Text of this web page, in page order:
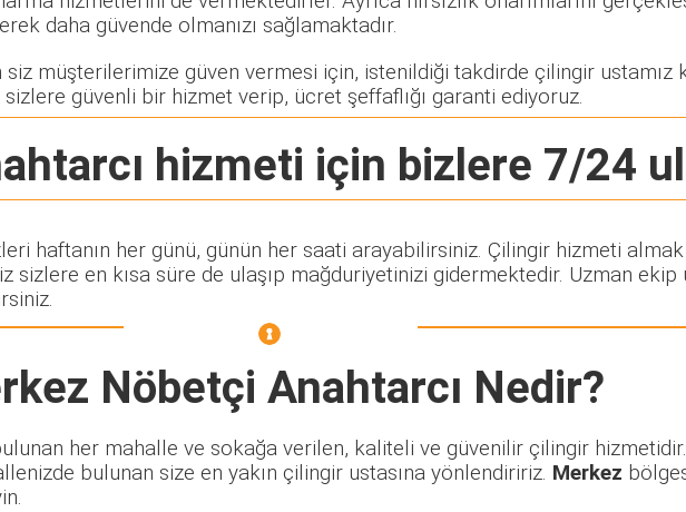
daha güvende olmanızı sağlamaktadır.
müşterilerimize güven vermesi için, istenildiği takdirde çilingir ustamız
güvenli bir hizmet verip, ücret şeffaflığı garanti ediyoruz.
hizmeti için bizlere 7/24
haftanın her günü, günün her saati arayabilirsiniz. Çilingir hizmeti
en kısa süre de ulaşıp mağduriyetinizi gidermektedir. Uzman ekip
Nöbetçi Anahtarcı Nedir?
her mahalle ve sokağa verilen, kaliteli ve güvenilir çilingir hizmetidir.
bulunan size en yakın çilingir ustasına yönlendiririz. Merkez